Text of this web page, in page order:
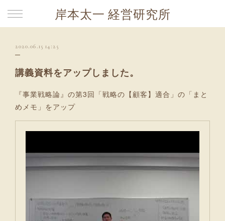
岸本太一 経営研究所
2020.06.15 14:25
講義資料をアップしました。
『事業戦略論』の第3回「戦略の【顧客】適合」の「まと
めメモ」をアップ